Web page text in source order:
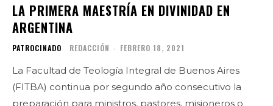
LA PRIMERA MAESTRÍA EN DIVINIDAD EN
ARGENTINA
PATROCINADO REDACCIÓN - FEBRERO 18, 2021
La Facultad de Teología Integral de Buenos Aires
(FITBA) continua por segundo año consecutivo la
preparación para ministros, pastores, misioneros o